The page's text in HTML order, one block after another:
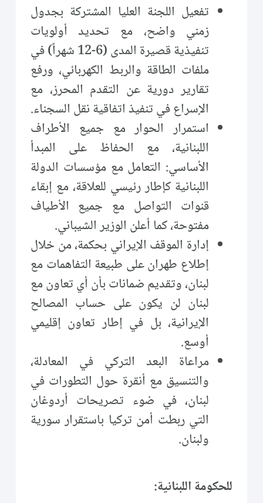
تفعيل اللجنة العليا المشتركة بجدول
زمني واضح، مع تحديد أولويات
تنفيذية قصيرة المدى (6-12 شهراً) في
ملفات الطاقة والربط الكهربائي، ورفع
تقارير دورية عن التقدم المحرز، مع
الإسراع في تنفيذ اتفاقية نقل السجناء.
استمرار الحوار مع جميع الأطراف
اللبنانية، مع الحفاظ على المبدأ
الأساسي: التعامل مع مؤسسات الدولة
اللبنانية كإطار رئيسي للعلاقة، مع إبقاء
قنوات التواصل مع جميع الأطياف
مفتوحة، كما أعلن الوزير الشيباني.
إدارة الموقف الإيراني بحكمة، من خلال
إطلاع طهران على طبيعة التفاهمات مع
لبنان، وتقديم ضمانات بأن أي تعاون مع
لبنان لن يكون على حساب المصالح
الإيرانية، بل في إطار تعاون إقليمي
أوسع.
مراعاة البعد التركي في المعادلة،
والتنسيق مع أنقرة حول التطورات في
لبنان، في ضوء تصريحات أردوغان
التي ربطت أمن تركيا باستقرار سورية
ولبنان.
للحكومة اللبنانية: